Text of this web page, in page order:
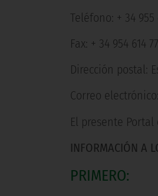
Teléfono: + 34 955
Fax: + 34 954 614
Dirección postal:
Correo electrónico:
El presente
INFORMACIÓN A
PRIMERO: